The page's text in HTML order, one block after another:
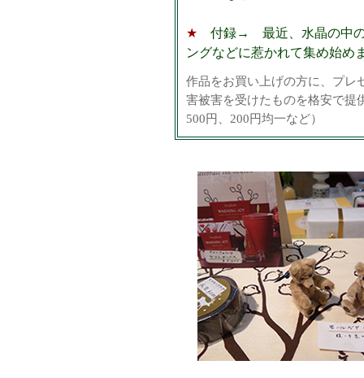
★ 付録→ 最近、水晶の中の
ングなどに惹かれて集め始め
作品をお買い上げの方に、プレ
害被害を受けたものを格安で提
500円、200円均一など）